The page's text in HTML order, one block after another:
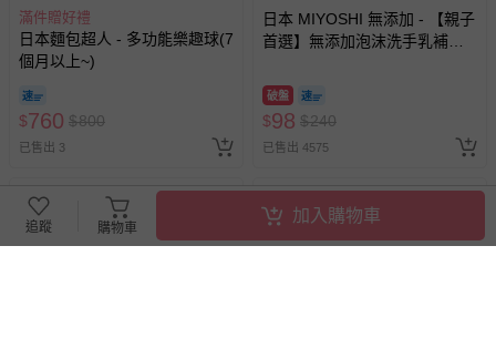
滿件贈好禮
日本麵包超人 - 多功能樂趣球(7
個月以上~)
$760 $800
已售出 3
日本 MIYOSHI 無添加 - 【親子
首選】無添加泡沫洗手乳補充
破盤
$98 $240
已售出 4575
追蹤 購物車
加入購物車